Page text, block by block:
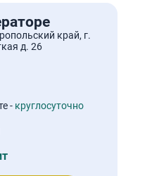
край, г.
д. 26
- круглосуточно